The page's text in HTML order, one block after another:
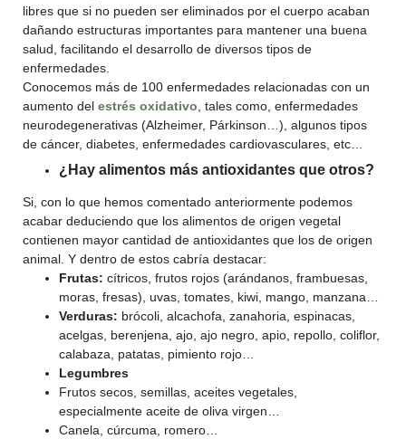
libres que si no pueden ser eliminados por el cuerpo acaban
dañando estructuras importantes para mantener una buena
salud, facilitando el desarrollo de diversos tipos de
enfermedades.
Conocemos más de 100 enfermedades relacionadas con un
aumento del estrés oxidativo , tales como, enfermedades
neurodegenerativas (Alzheimer, Párkinson…), algunos tipos
de cáncer, diabetes, enfermedades cardiovasculares, etc…
¿Hay alimentos más antioxidantes que otros?
Si, con lo que hemos comentado anteriormente podemos
acabar deduciendo que los alimentos de origen vegetal
contienen mayor cantidad de antioxidantes que los de origen
animal. Y dentro de estos cabría destacar:
Frutas: cítricos, frutos rojos (arándanos, frambuesas,
moras, fresas), uvas, tomates, kiwi, mango, manzana…
Verduras: brócoli, alcachofa, zanahoria, espinacas,
acelgas, berenjena, ajo, ajo negro, apio, repollo, coliflor,
calabaza, patatas, pimiento rojo…
Legumbres
Frutos secos, semillas, aceites vegetales,
especialmente aceite de oliva virgen…
Canela, cúrcuma, romero…